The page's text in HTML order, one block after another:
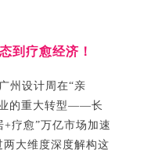
到疗愈经济！
州设计周在“亲
的重大转型——长
疗愈”万亿市场加速
大维度深度解构这